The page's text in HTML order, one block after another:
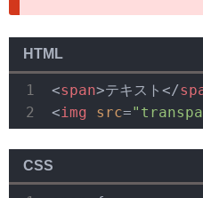
HTML
<span>テキスト </
<img src=
CSS